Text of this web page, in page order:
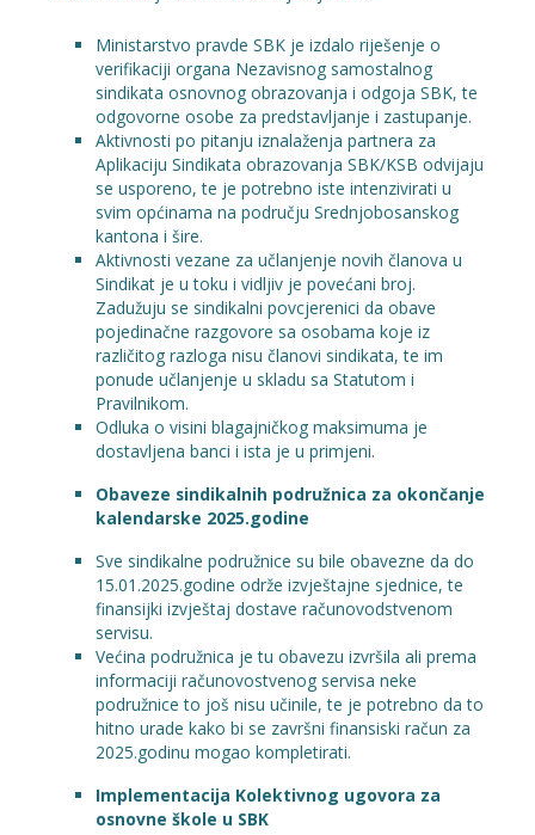
Ministarstvo pravde SBK je izdalo riješenje o
verifikaciji organa Nezavisnog samostalnog
sindikata osnovnog obrazovanja i odgoja SBK, te
odgovorne osobe za predstavljanje i zastupanje.
Aktivnosti po pitanju iznalaženja partnera za
Aplikaciju Sindikata obrazovanja SBK/KSB odvijaju
se usporeno, te je potrebno iste intenzivirati u
svim općinama na području Srednjobosanskog
kantona i šire.
Aktivnosti vezane za učlanjenje novih članova u
Sindikat je u toku i vidljiv je povećani broj.
Zadužuju se sindikalni povcjerenici da obave
pojedinačne razgovore sa osobama koje iz
različitog razloga nisu članovi sindikata, te im
ponude učlanjenje u skladu sa Statutom i
Pravilnikom.
Odluka o visini blagajničkog maksimuma je
dostavljena banci i ista je u primjeni.
Obaveze sindikalnih podružnica za okončanje
kalendarske 2025.godine
Sve sindikalne podružnice su bile obavezne da do
15.01.2025.godine održe izvještajne sjednice, te
finansijki izvještaj dostave računovodstvenom
servisu.
Većina podružnica je tu obavezu izvršila ali prema
informaciji računovostvenog servisa neke
podružnice to još nisu učinile, te je potrebno da to
hitno urade kako bi se završni finansiski račun za
2025.godinu mogao kompletirati.
Implementacija Kolektivnog ugovora za
osnovne škole u SBK